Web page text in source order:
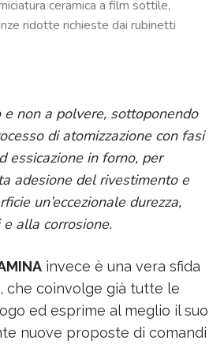
ceramica a film sottile,
ridotte richieste dai rubinetti
non a polvere, sottoponendo
di atomizzazione con fasi
essicazione in forno, per
adesione del rivestimento e
un’eccezionale durezza,
alla corrosione.
invece è una vera sfida
che coinvolge già tutte le
ed esprime al meglio il suo
nuove proposte di comandi